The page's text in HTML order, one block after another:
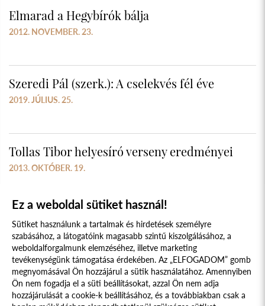
Elmarad a Hegybírók bálja
2012. NOVEMBER. 23.
Szeredi Pál (szerk.): A cselekvés fél éve
2019. JÚLIUS. 25.
Tollas Tibor helyesíró verseny eredményei
2013. OKTÓBER. 19.
Süti szabályzat Adatvédelmi nyilatkozat
Ez a weboldal sütiket használ!
Sütiket használunk a tartalmak és hirdetések személyre
szabásához, a látogatóink magasabb szintű kiszolgálásához, a
weboldalforgalmunk elemzéséhez, illetve marketing
tevékenységünk támogatása érdekében. Az „ELFOGADOM” gomb
megnyomásával Ön hozzájárul a sütik használatához. Amennyiben
Ön nem fogadja el a süti beállításokat, azzal Ön nem adja
hozzájárulását a cookie-k beállításához, és a továbbiakban csak a